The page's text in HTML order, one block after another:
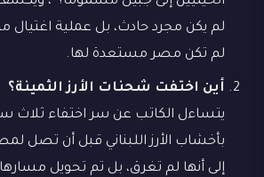
لم يكن مجرد حادث، بل عملية اغتيال
لم تكن مصر مستعدة لها.
أين اختفت شحنات الأرز الثمينة؟
يتساءل الكاتب عن سر اختفاء ثلاث
بأخشاب الأرز اللبناني قبل أن تصل
إلى أنها لم تغرق، بل تم تحويل